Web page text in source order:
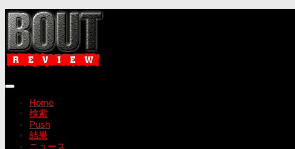
コ
ン
テ
ン
ツ
ス
Home
検索
Push
結果
ニュース